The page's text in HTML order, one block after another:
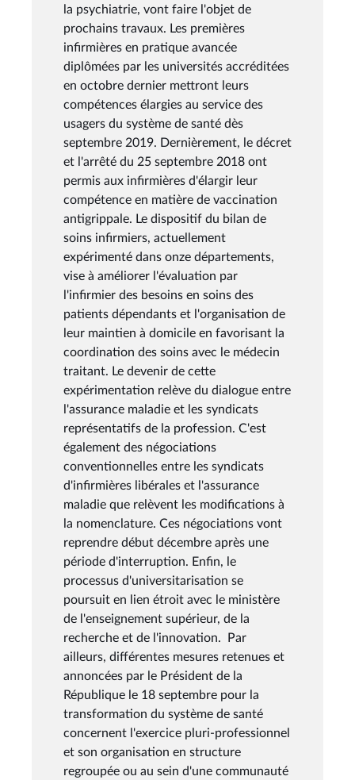
la psychiatrie, vont faire l'objet de
prochains travaux. Les premières
infirmières en pratique avancée
diplômées par les universités accréditées
en octobre dernier mettront leurs
compétences élargies au service des
usagers du système de santé dès
septembre 2019. Dernièrement, le décret
et l'arrêté du 25 septembre 2018 ont
permis aux infirmières d'élargir leur
compétence en matière de vaccination
antigrippale. Le dispositif du bilan de
soins infirmiers, actuellement
expérimenté dans onze départements,
vise à améliorer l'évaluation par
l'infirmier des besoins en soins des
patients dépendants et l'organisation de
leur maintien à domicile en favorisant la
coordination des soins avec le médecin
traitant. Le devenir de cette
expérimentation relève du dialogue entre
l'assurance maladie et les syndicats
représentatifs de la profession. C'est
également des négociations
conventionnelles entre les syndicats
d'infirmières libérales et l'assurance
maladie que relèvent les modifications à
la nomenclature. Ces négociations vont
reprendre début décembre après une
période d'interruption. Enfin, le
processus d'universitarisation se
poursuit en lien étroit avec le ministère
de l'enseignement supérieur, de la
recherche et de l'innovation. Par
ailleurs, différentes mesures retenues et
annoncées par le Président de la
République le 18 septembre pour la
transformation du système de santé
concernent l'exercice pluri-professionnel
et son organisation en structure
regroupée ou au sein d'une communauté